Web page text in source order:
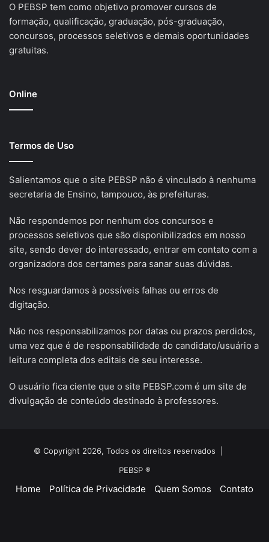
O PEBSP tem como objetivo promover cursos de
formação, qualificação, graduação, pós-graduação,
concursos, processos seletivos e demais oportunidades
gratuitas.
Online
Termos de Uso
Salientamos que o site PEBSP não é vinculado à nenhuma
secretaria de Ensino, tampouco, às prefeituras.
Não respondemos por nenhum dos concursos e
processos seletivos que são disponibilizados em nosso
site, sendo dever do interessado, entrar em contato com a
organizadora dos certames para sanar suas dúvidas.
Nos resguardamos à possíveis falhas ou erros de
digitação.
Não nos responsabilizamos por datas ou prazos perdidos,
uma vez que é de responsabilidade do candidato/usuário a
leitura completa dos editais de seu interesse.
O usuário fica ciente que o site PEBSP.com é um site de
divulgação de conteúdo destinado à professores.
© Copyright 2026, Todos os direitos reservados |
PEBSP ®
Home Política de Privacidade Quem Somos Contato